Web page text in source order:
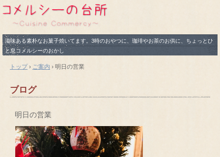
滋味ある素朴なお菓子焼いてます。3時のおやつに、珈琲やお茶のお供に、ちょっとひ
と息コメルシーのおかし
トップ› ご案内 › 明日の営業
ブログ
明日の営業